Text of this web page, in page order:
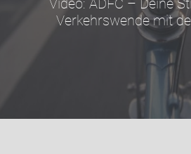
Video: ADFC – Deine
Verkehrswende mit